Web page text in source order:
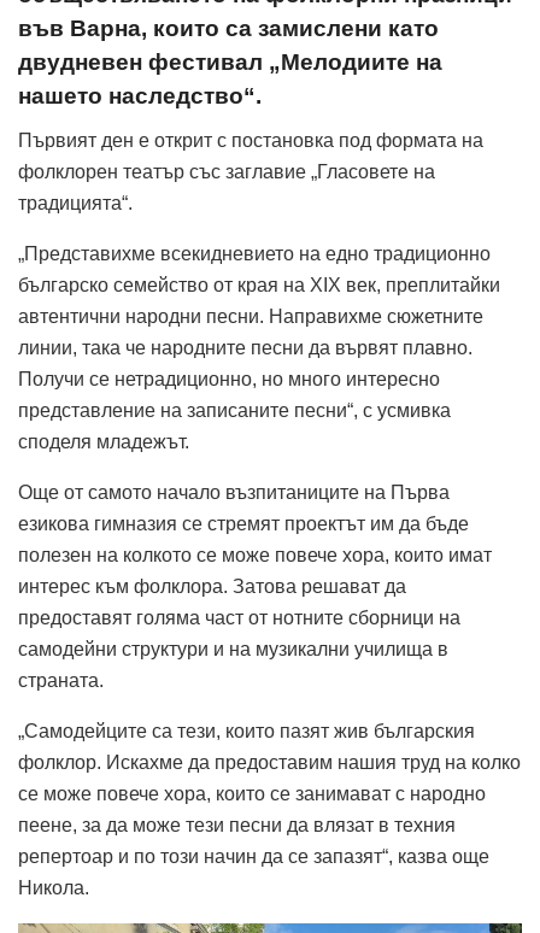
във Варна, които са замислени като
двудневен фестивал „Мелодиите на
нашето наследство“.
Първият ден е открит с постановка под формата на
фолклорен театър със заглавие „Гласовете на
традицията“.
„Представихме всекидневието на едно традиционно
българско семейство от края на XIX век, преплитайки
автентични народни песни. Направихме сюжетните
линии, така че народните песни да вървят плавно.
Получи се нетрадиционно, но много интересно
представление на записаните песни“, с усмивка
споделя младежът.
Още от самото начало възпитаниците на Първа
езикова гимназия се стремят проектът им да бъде
полезен на колкото се може повече хора, които имат
интерес към фолклора. Затова решават да
предоставят голяма част от нотните сборници на
самодейни структури и на музикални училища в
страната.
„Самодейците са тези, които пазят жив българския
фолклор. Искахме да предоставим нашия труд на колко
се може повече хора, които се занимават с народно
пеене, за да може тези песни да влязат в техния
репертоар и по този начин да се запазят“, казва още
Никола.